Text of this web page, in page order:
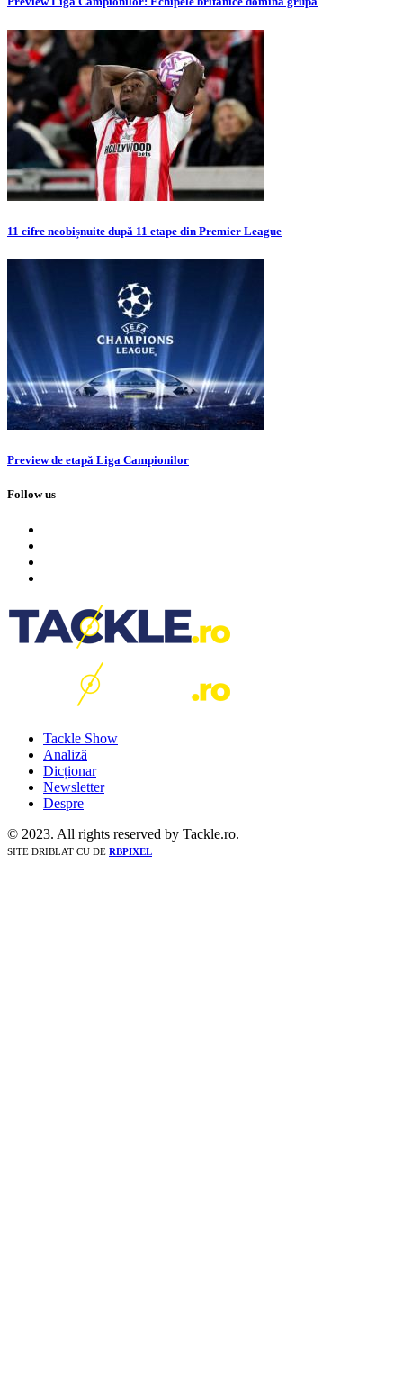
11 cifre neobișnuite după 11 etape din Premier League
Preview de etapă Liga Campionilor
Follow us
Tackle Show
Analiză
Dicționar
Newsletter
Despre
© 2023. All rights reserved by Tackle.ro.
SITE DRIBLAT CU DE RBPIXEL